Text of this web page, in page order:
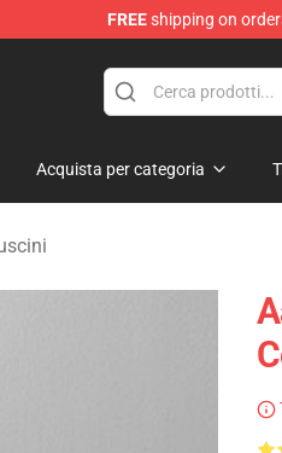
FREEshipping on
Acquista per categoria